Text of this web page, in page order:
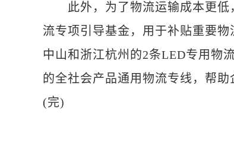
此外，为了物流运输成本更低
流专项引导基金，用于补贴重要
中山和浙江杭州的2条LED专用物
的全社会产品通用物流专线，帮助
(完)